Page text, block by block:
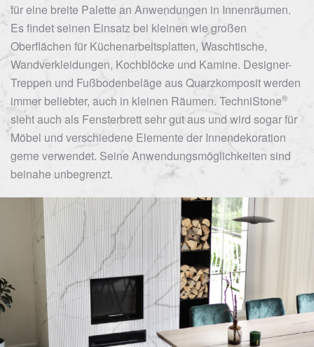
für eine breite Palette an Anwendungen in Innenräumen.
Es findet seinen Einsatz bei kleinen wie großen
Oberflächen für Küchenarbeitsplatten, Waschtische,
Wandverkleidungen, Kochblöcke und Kamine. Designer-
Treppen und Fußbodenbeläge aus Quarzkomposit werden
immer beliebter, auch in kleinen Räumen. TechniStone®
sieht auch als Fensterbrett sehr gut aus und wird sogar für
Möbel und verschiedene Elemente der Innendekoration
gerne verwendet. Seine Anwendungsmöglichkeiten sind
beinahe unbegrenzt.